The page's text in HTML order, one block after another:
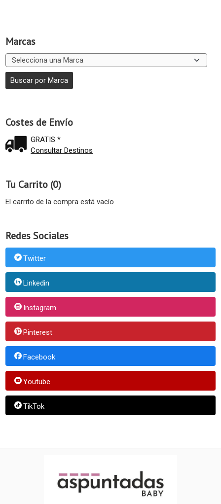
Marcas
Costes de Envío
GRATIS *
Consultar Destinos
Tu Carrito (0)
El carrito de la compra está vacío
Redes Sociales
Twitter
Linkedin
Instagram
Pinterest
Facebook
Youtube
TikTok